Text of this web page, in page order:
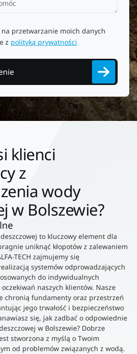
przetwarzanie moich danych
z polityką prywatności
klienci
z
wody
w Bolszewie?
to kluczowy element dla
uniknąć kłopotów z zalewaniem
TECH zajmujemy się
systemów odprowadzających
do indywidualnych
naszych klientów. Nasze
chronią fundamenty oraz przestrzeń
jego trwałość i bezpieczeństwo
się, jak zadbać o odpowiednie
w Bolszewie? Dobrze
stworzona z myślą o Twoim
od problemów związanych z wodą.